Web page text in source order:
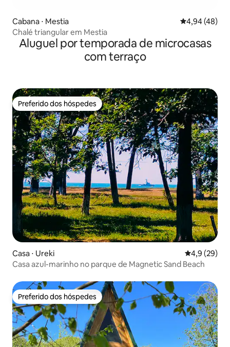
Cabana ⋅ Mestia 4,94 de uma
4,94 (48)
Chalé triangular em Mestia
Aluguel por temporada de microcasas
com terraço
Preferido dos hóspedes
Preferido dos hóspedes
Casa ⋅ Ureki 4,9 de uma
4,9 (29)
Casa azul-marinho no parque de Magnetic Sand Beach
Preferido dos hóspedes
Preferido dos hóspedes